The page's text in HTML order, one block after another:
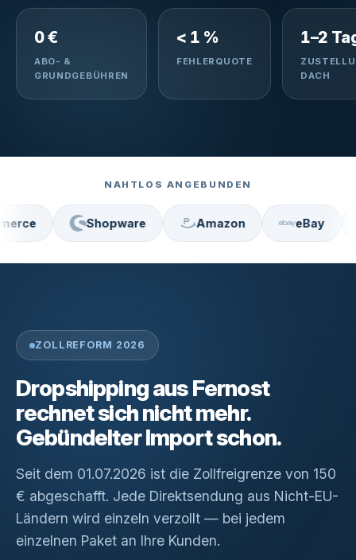
0 €
ABO- &
GRUNDGEBÜHREN
< 1 %
FEHLERQUOTE
1–2
DACH
NAHTLOS ANGEBUNDEN
Shopware Amazon eBay
ZOLLREFORM 2026
Dropshipping aus Fernost
rechnet sich nicht mehr.
Gebündelter Import schon.
Seit dem 01.07.2026 ist die Zollfreigrenze von 150
€ abgeschafft. Jede Direktsendung aus Nicht-EU-
Ländern wird einzeln verzollt — bei jedem
einzelnen Paket an Ihre Kunden.